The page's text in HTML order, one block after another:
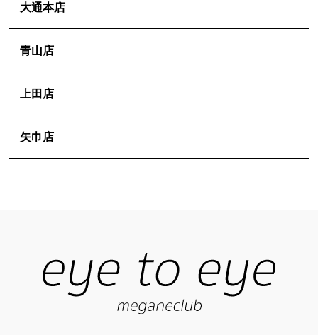
大通本店
青山店
上田店
矢巾店